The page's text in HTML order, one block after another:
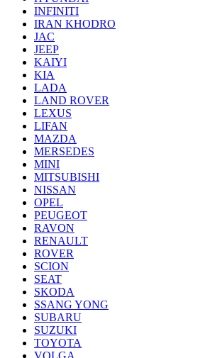
INFINITI
IRAN KHODRO
JAC
JEEP
KAIYI
KIA
LADA
LAND ROVER
LEXUS
LIFAN
MAZDA
MERSEDES
MINI
MITSUBISHI
NISSAN
OPEL
PEUGEOT
RAVON
RENAULT
ROVER
SCION
SEAT
SKODA
SSANG YONG
SUBARU
SUZUKI
TOYOTA
VOLGA